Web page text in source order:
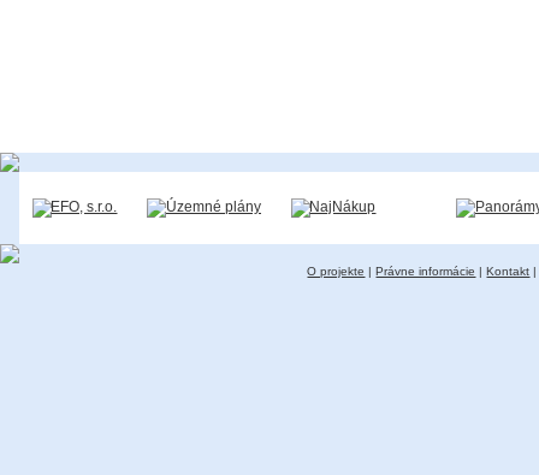
O projekte |Právne informácie |Kontakt